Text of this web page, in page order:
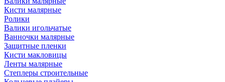
Кисти малярные
Ролики
Валики игольчатые
Ванночки малярные
Защитные пленки
Кисти макловицы
Ленты малярные
Степлеры строительные